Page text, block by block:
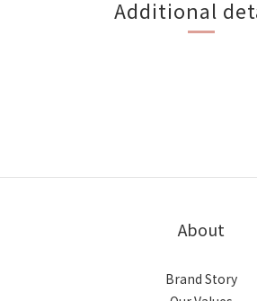
Additional
About
Brand Story